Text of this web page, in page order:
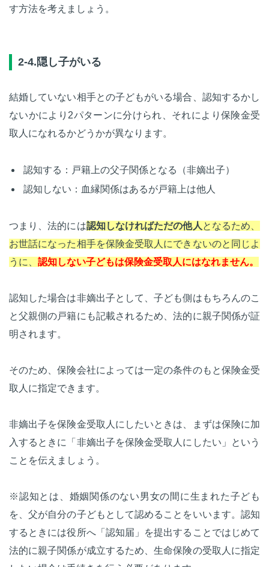
す方法を考えましょう。
2-4.隠し子がいる
結婚していない相手との子どもがいる場合、認知するかし
ないかにより2パターンに分けられ、それにより保険金受
取人になれるかどうかが異なります。
認知する：戸籍上の父子関係となる（非嫡出子）
認知しない：血縁関係はあるが戸籍上は他人
つまり、法的には認知しなければただの他人 となるため、
お世話になった相手を保険金受取人にできないのと同じよ
うに、 認知しない子どもは保険金受取人にはなれません。
認知した場合は非嫡出子として、子ども側はもちろんのこ
と父親側の戸籍にも記載されるため、法的に親子関係が証
明されます。
そのため、保険会社によっては一定の条件のもと保険金受
取人に指定できます。
非嫡出子を保険金受取人にしたいときは、まずは保険に加
入するときに「非嫡出子を保険金受取人にしたい」という
ことを伝えましょう。
※認知とは、婚姻関係のない男女の間に生まれた子ども
を、父が自分の子どもとして認めることをいいます。認知
するときには役所へ「認知届」を提出することではじめて
法的に親子関係が成立するため、生命保険の受取人に指定